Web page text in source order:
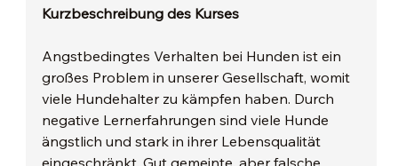
Kurzbeschreibung des Kurses
Angstbedingtes Verhalten bei Hunden ist ein
großes Problem in unserer Gesellschaft, womit
viele Hundehalter zu kämpfen haben. Durch
negative Lernerfahrungen sind viele Hunde
ängstlich und stark in ihrer Lebensqualität